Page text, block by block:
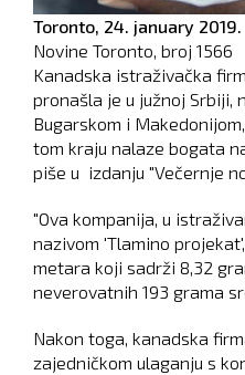
Toronto, 24. january 2019.
Novine Toronto, broj 1566
Kanadska istraživačka
pronašla je u južnoj Srbiji,
Bugarskom i
tom kraju nalaze bogata
piše u izdanju "Večernje
"Ova kompanija, u
nazivom 'Tlamino
metara koji sadrži 8,32
neverovatnih 193 grama
Nakon toga, kanadska
zajedničkom ulaganju s